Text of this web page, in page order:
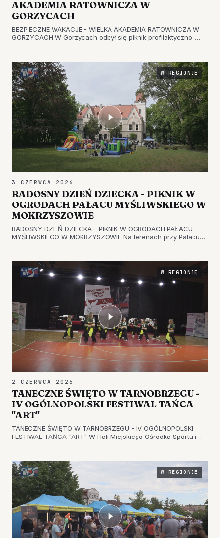
AKADEMIA RATOWNICZA W
GORZYCACH
BEZPIECZNE WAKACJE - WIELKA AKADEMIA RATOWNICZA W
GORZYCACH W Gorzycach odbył się piknik profilaktyczno-
Ratownicza "Sarex - Bezpieczn…
W REGIONIE
3 CZERWCA 2026
RADOSNY DZIEŃ DZIECKA - PIKNIK W
OGRODACH PAŁACU MYŚLIWSKIEGO W
MOKRZYSZOWIE
RADOSNY DZIEŃ DZIECKA - PIKNIK W OGRODACH PAŁACU
MYŚLIWSKIEGO W MOKRZYSZOWIE Na terenach przy Pałacu
dzieciach z Zespołu Szkół S…
W REGIONIE
2 CZERWCA 2026
TANECZNE ŚWIĘTO W TARNOBRZEGU -
IV OGÓLNOPOLSKI FESTIWAL TAŃCA
"ART"
TANECZNE ŚWIĘTO W TARNOBRZEGU - IV OGÓLNOPOLSKI
FESTIWAL TAŃCA "ART" W Hali Miejskiego Ośrodka Sportu i
soliści, duety oraz…
W REGIONIE